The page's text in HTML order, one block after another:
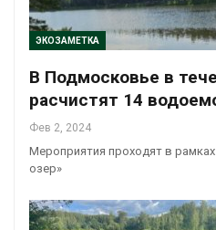
ЭКОЗАМЕТКА
В Подмосковье в
расчистят 14
Фев 2, 2024
Мероприятия проходят в
озер»